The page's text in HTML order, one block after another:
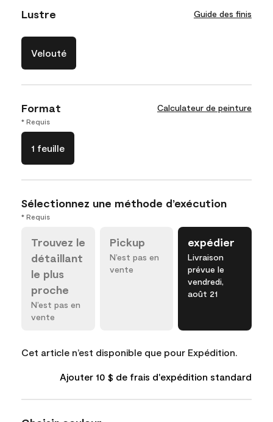
Lustre Guide des finis
Velouté
Format Calculateur de peinture
* Requis
1 feuille
Sélectionnez une méthode d’exécution
* Requis
Trouvez le
détaillant
le plus
proche
N’est pas en
vente
Pickup
N’est pas en
vente
expédier
Livraison
prévue le
vendredi,
août 21
Cet article n’est disponible que pour Expédition.
Ajouter 10 $ de frais d'expédition standard